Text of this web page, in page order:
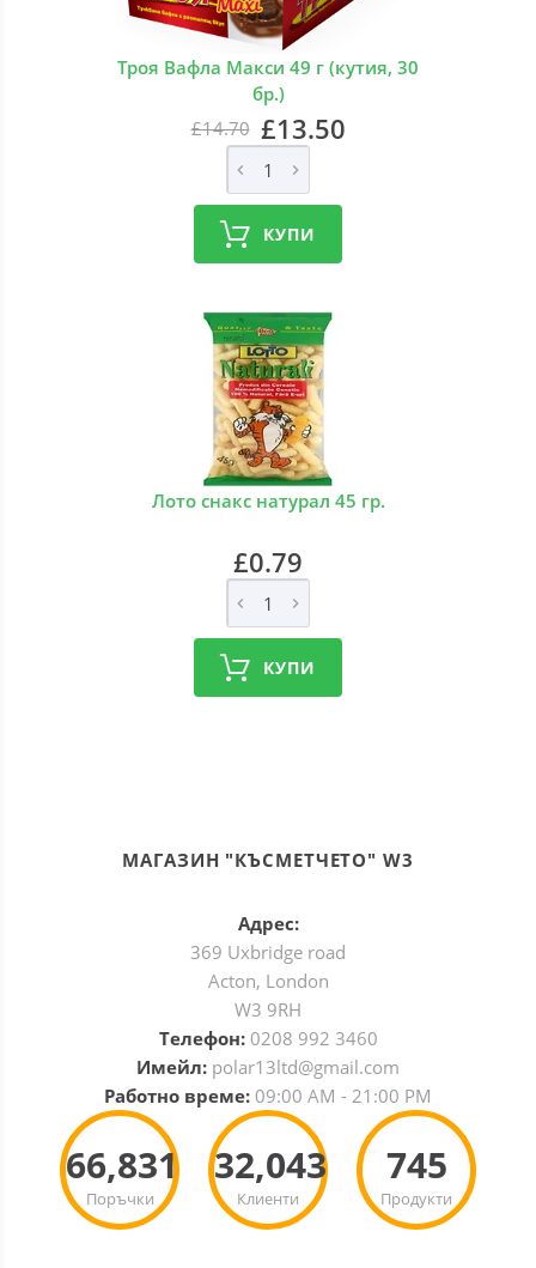
Троя Вафла Макси 49 г (кутия, 30
бр.)
£14.70 £13.50
КУПИ
Лото снакс натурал 45 гр.
£0.79
КУПИ
МАГАЗИН "КЪСМЕТЧЕТО" W3
Адрес:
369 Uxbridge road
Acton, London
W3 9RH
Телефон: 0208 992 3460
Имейл: polar13ltd@gmail.com
Работно време: 09:00 AM - 21:00 PM
Поръчки
66,831
Клиенти
32,043
Продукти
745